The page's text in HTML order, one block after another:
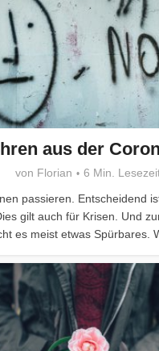
aus der
von Florian
6 Min.
passieren. Entscheidend
gilt auch für Krisen. Und
es meist etwas Spürbares.